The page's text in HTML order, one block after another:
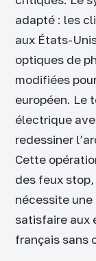
adapté : les
aux États-
optiques de
modifiées
européen. Le
électrique
redessiner
Cette
des feux
nécessite une
satisfaire aux
français sans